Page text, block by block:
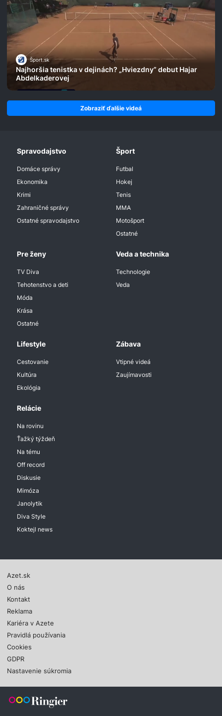
Šport.sk
Najhoršia tenistka v dejinách? „Hviezdny” debut Hajar
Abdelkaderovej
Zobraziť ďalšie videá
Spravodajstvo
Domáce správy
Ekonomika
Krimi
Zahraničné správy
Ostatné spravodajstvo
Šport
Futbal
Hokej
Tenis
MMA
Motošport
Ostatné
Pre ženy
TV Diva
Tehotenstvo a deti
Móda
Krása
Ostatné
Veda a technika
Technologie
Veda
Lifestyle
Cestovanie
Kultúra
Ekológia
Zábava
Vtipné videá
Zaujímavosti
Relácie
Na rovinu
Ťažký týždeň
Na tému
Off record
Diskusie
Mimóza
Janolytik
Diva Style
Koktejl news
Azet.sk
O nás
Kontakt
Reklama
Kariéra v Azete
Pravidlá používania
Cookies
GDPR
Nastavenie súkromia